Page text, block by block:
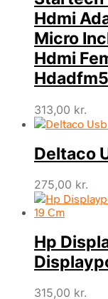
Hdmi
Micro
Hdmi
313,00 kr.
Deltaco
275,00 kr.
Hp
315,00 kr.